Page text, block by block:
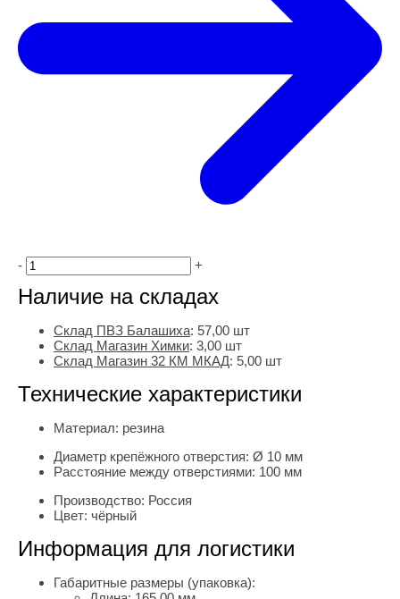
- +
Наличие на складах
Склад ПВЗ Балашиха: 57,00 шт
Склад Магазин Химки: 3,00 шт
Склад Магазин 32 КМ МКАД: 5,00 шт
Технические характеристики
Материал: резина
Диаметр крепёжного отверстия: Ø 10 мм
Расстояние между отверстиями: 100 мм
Производство: Россия
Цвет: чёрный
Информация для логистики
Габаритные размеры (упаковка):